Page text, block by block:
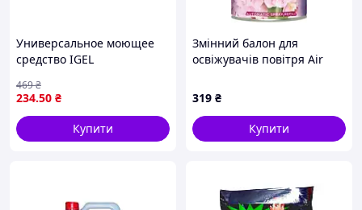
Универсальное моющее
средство IGEL
эффективной очистки
различных поверхностей
650мл
234.50 ₴
469₴
Купити
Змінний балон для
освіжувачів повітря Air
(4820232970997/
Вишневий цвіт змінний
балон 250 мл
319 ₴
Купити